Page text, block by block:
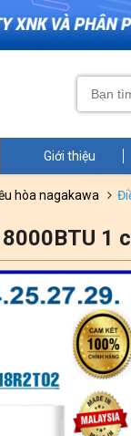
Giới thiệu
hòa nagakawa
1